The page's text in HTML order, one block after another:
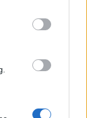
below Google
dojenja 2026:
trajnostna